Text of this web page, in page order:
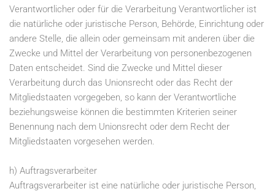
Verantwortlicher oder für die Verarbeitung Verantwortlicher ist
die natürliche oder juristische Person, Behörde, Einrichtung oder
andere Stelle, die allein oder gemeinsam mit anderen über die
Zwecke und Mittel der Verarbeitung von personenbezogenen
Daten entscheidet. Sind die Zwecke und Mittel dieser
Verarbeitung durch das Unionsrecht oder das Recht der
Mitgliedstaaten vorgegeben, so kann der Verantwortliche
beziehungsweise können die bestimmten Kriterien seiner
Benennung nach dem Unionsrecht oder dem Recht der
Mitgliedstaaten vorgesehen werden.
h) Auftragsverarbeiter
Auftragsverarbeiter ist eine natürliche oder juristische Person,